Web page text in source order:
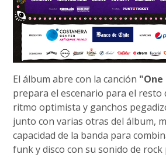
El álbum abre con la canción "One
prepara el escenario para el resto
ritmo optimista y ganchos
junto con varias otras del álbum,
capacidad de la banda para
funk y disco con su sonido de rock